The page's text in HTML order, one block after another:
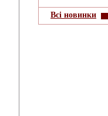
Всі новинки